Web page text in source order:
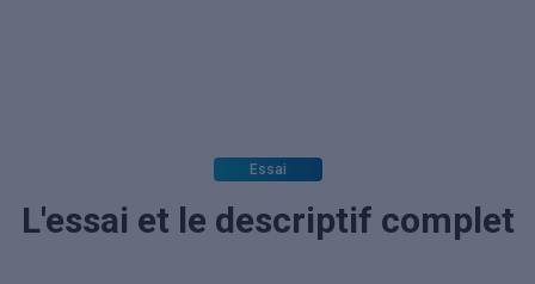
Essai
L'essai et le descriptif complet